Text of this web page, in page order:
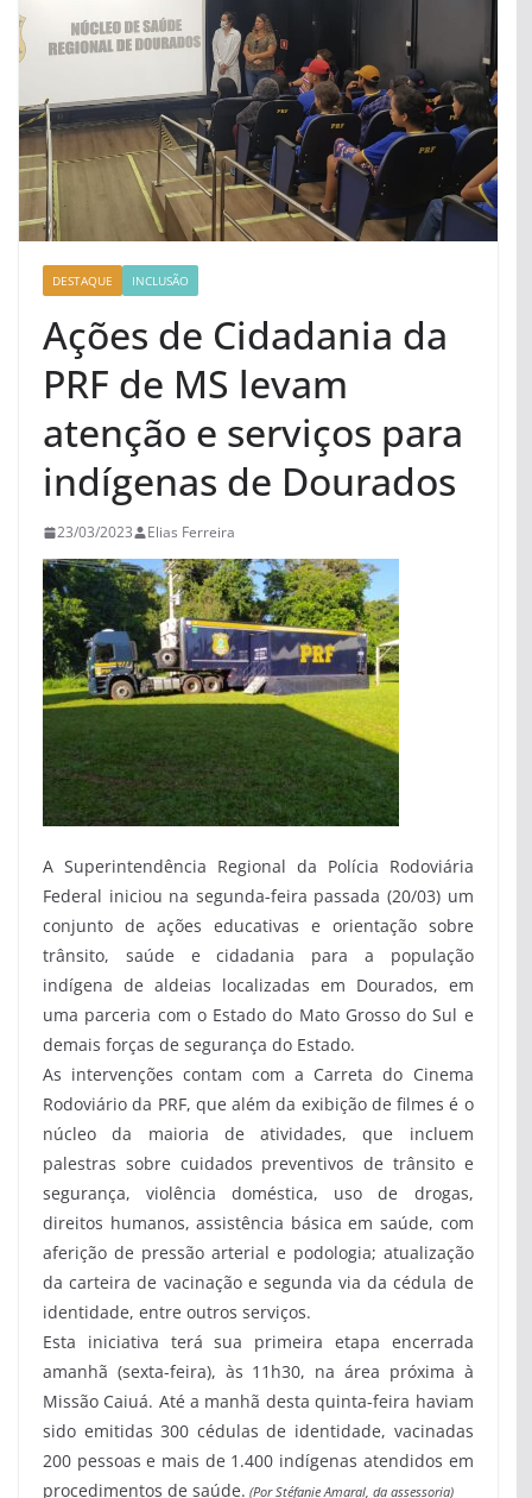
DESTAQUE INCLUSÃO
Ações de Cidadania da
PRF de MS levam
atenção e serviços para
indígenas de Dourados
23/03/2023 Elias Ferreira
A Superintendência Regional da Polícia Rodoviária
Federal iniciou na segunda-feira passada (20/03) um
conjunto de ações educativas e orientação sobre
trânsito, saúde e cidadania para a população
indígena de aldeias localizadas em Dourados, em
uma parceria com o Estado do Mato Grosso do Sul e
demais forças de segurança do Estado.
As intervenções contam com a Carreta do Cinema
Rodoviário da PRF, que além da exibição de filmes é o
núcleo da maioria de atividades, que incluem
palestras sobre cuidados preventivos de trânsito e
segurança, violência doméstica, uso de drogas,
direitos humanos, assistência básica em saúde, com
aferição de pressão arterial e podologia; atualização
da carteira de vacinação e segunda via da cédula de
identidade, entre outros serviços.
Esta iniciativa terá sua primeira etapa encerrada
amanhã (sexta-feira), às 11h30, na área próxima à
Missão Caiuá. Até a manhã desta quinta-feira haviam
sido emitidas 300 cédulas de identidade, vacinadas
200 pessoas e mais de 1.400 indígenas atendidos em
procedimentos de saúde. (Por Stéfanie Amaral, da assessoria)